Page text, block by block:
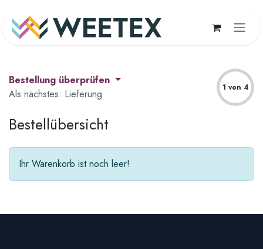
Bestellung überprüfen
Als nächstes: Lieferung
1 von 4
Bestellübersicht
Ihr Warenkorb ist noch leer!